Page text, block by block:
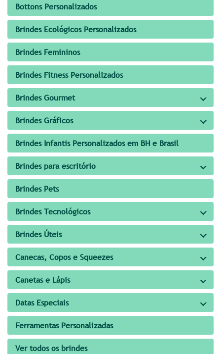
Bottons Personalizados
Brindes Ecológicos Personalizados
Brindes Femininos
Brindes Fitness Personalizados
Brindes Gourmet
Brindes Gráficos
Brindes Infantis Personalizados em BH e Brasil
Brindes para escritório
Brindes Pets
Brindes Tecnológicos
Brindes Úteis
Canecas, Copos e Squeezes
Canetas e Lápis
Datas Especiais
Ferramentas Personalizadas
Ver todos os brindes